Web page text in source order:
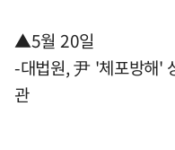
▲5월 20일
-대법원, 尹 '체포방해'
관